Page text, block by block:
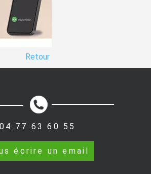
Retour
04 77 63 60 55
écrire un email